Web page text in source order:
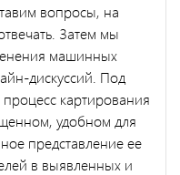
вопросы, на
Затем мы
машинных
дискуссий. Под
картирования
удобном для
представление ее
в выявленных и